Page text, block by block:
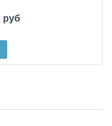
руб